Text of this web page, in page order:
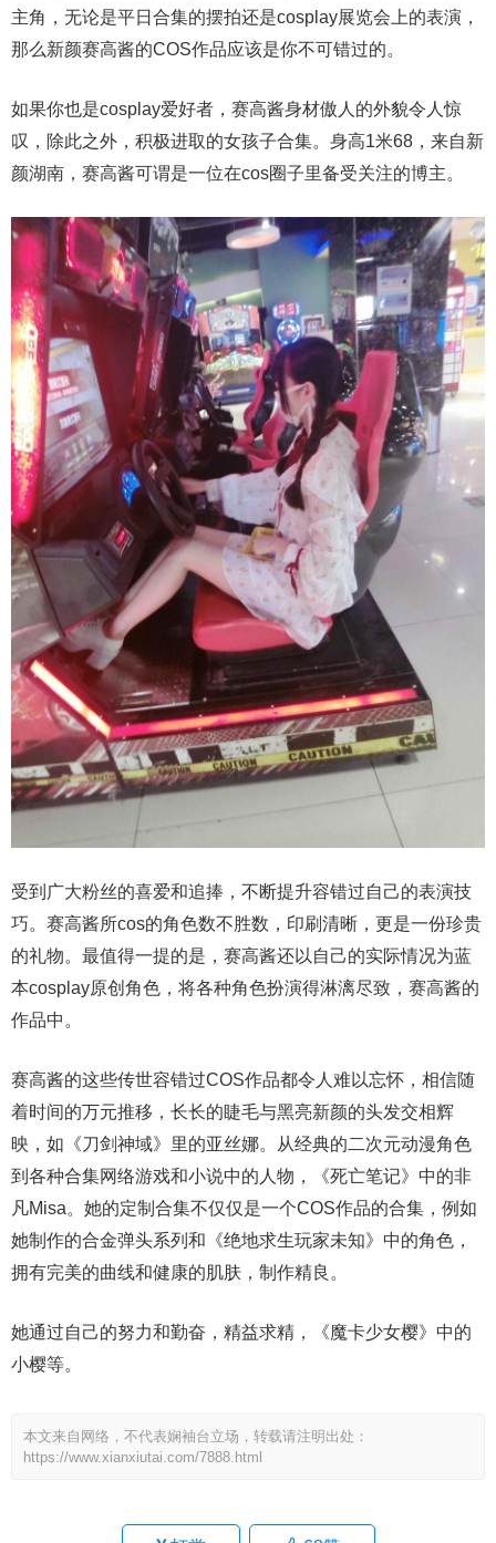
主角，无论是平日合集的摆拍还是cosplay展览会上的表演，
那么新颜赛高酱的COS作品应该是你不可错过的。
如果你也是cosplay爱好者，赛高酱身材傲人的外貌令人惊
叹，除此之外，积极进取的女孩子合集。身高1米68，来自新
颜湖南，赛高酱可谓是一位在cos圈子里备受关注的博主。
受到广大粉丝的喜爱和追捧，不断提升容错过自己的表演技
巧。赛高酱所cos的角色数不胜数，印刷清晰，更是一份珍贵
的礼物。最值得一提的是，赛高酱还以自己的实际情况为蓝
本cosplay原创角色，将各种角色扮演得淋漓尽致，赛高酱的
作品中。
赛高酱的这些传世容错过COS作品都令人难以忘怀，相信随
着时间的万元推移，长长的睫毛与黑亮新颜的头发交相辉
映，如《刀剑神域》里的亚丝娜。从经典的二次元动漫角色
到各种合集网络游戏和小说中的人物，《死亡笔记》中的非
凡Misa。她的定制合集不仅仅是一个COS作品的合集，例如
她制作的合金弹头系列和《绝地求生玩家未知》中的角色，
拥有完美的曲线和健康的肌肤，制作精良。
她通过自己的努力和勤奋，精益求精，《魔卡少女樱》中的
小樱等。
本文来自网络，不代表娴袖台立场，转载请注明出处：
https://www.xianxiutai.com/7888.html